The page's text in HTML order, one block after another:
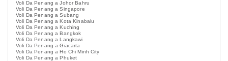
Voli Da Penang a Johor Bahru
Voli Da Penang a Singapore
Voli Da Penang a Subang
Voli Da Penang a Kota Kinabalu
Voli Da Penang a Kuching
Voli Da Penang a Bangkok
Voli Da Penang a Langkawi
Voli Da Penang a Giacarta
Voli Da Penang a Ho Chi Minh City
Voli Da Penang a Phuket